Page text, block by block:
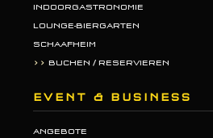
INDOORGASTRONOMIE
LOUNGE-BIERGARTEN
SCHAAFHEIM
>> BUCHEN / RESERVIEREN
EVENT & BUSINESS
ANGEBOTE